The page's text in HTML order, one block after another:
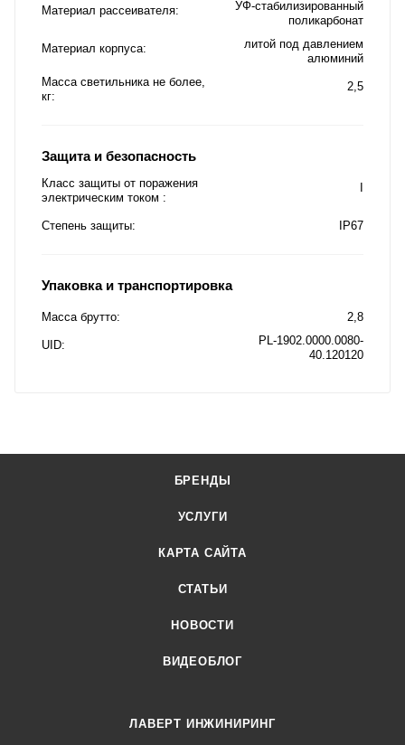
Материал рассеивателя
УФ-стабилизированный
поликарбонат
Материал корпуса
литой под давлением
алюминий
Масса светильника не более,
кг
2,5
Защита и безопасность
Класс защиты от поражения
электрическим током
Степень защиты IP67
Упаковка и транспортировка
Масса брутто 2,8
UID
PL-1902.0000.0080-
40.120120
БРЕНДЫ
УСЛУГИ
КАРТА САЙТА
СТАТЬИ
НОВОСТИ
ВИДЕОБЛОГ
ЛАВЕРТ ИНЖИНИРИНГ